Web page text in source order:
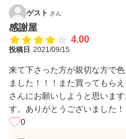
ゲスト さん
感謝屋
4.00
投稿日 2021/09/15
来て下さった方が親切な方で
ました！！！また買ってもら
さんにお願いしようと思いま
す。ありがとうございました！
0